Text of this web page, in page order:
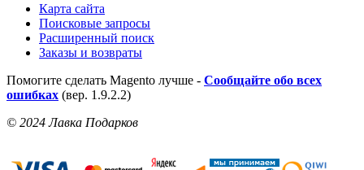
Карта сайта
Поисковые запросы
Расширенный поиск
Заказы и возвраты
Помогите сделать Magento лучше - Сообщайте обо всех
ошибках (вер. 1.9.2.2)
© 2024 Лавка Подарков